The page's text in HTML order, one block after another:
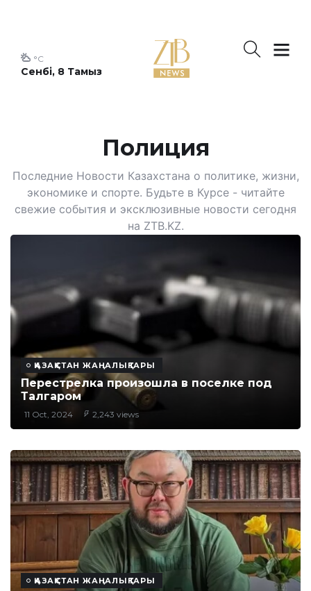
Сенбі, 8 Тамыз
°C
Полиция
Последние Новости Казахстана о политике, жизни,
экономике и спорте. Будьте в Курсе - читайте
свежие события и эксклюзивные новости сегодня
на ZTB.KZ.
ҚАЗАҚСТАН ЖАҢАЛЫҚТАРЫ
Перестрелка произошла в поселке под
Талгаром
11 Oct, 2024 2,243 views
ҚАЗАҚСТАН ЖАҢАЛЫҚТАРЫ